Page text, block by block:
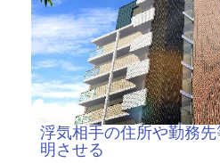
浮気相手の住所や勤務
明させる